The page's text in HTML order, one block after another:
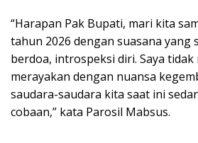
“Harapan Pak Bupati, mari kita
tahun 2026 dengan suasana yang
berdoa, introspeksi diri. Saya
merayakan dengan nuansa
saudara-saudara kita saat ini
cobaan,” kata Parosil Mabsus.